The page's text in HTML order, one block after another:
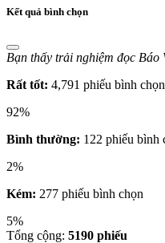
Kết quả bình chọn
Bạn thấy trải nghiệm đọc
Rất tốt: 4,791 phiếu bình chọn
92%
Bình thường: 122 phiếu bình
2%
Kém: 277 phiếu bình chọn
5%
Tổng cộng: 5190 phiếu